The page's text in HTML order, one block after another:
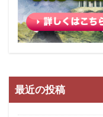
最近の投稿